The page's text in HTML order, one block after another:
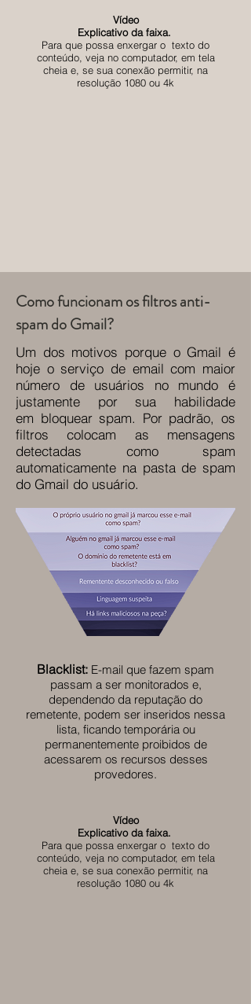
Vídeo
Explicativo da faixa.
Para que possa enxergar o texto do
conteúdo, veja no computador, em tela
cheia e, se sua conexão permitir, na
resolução 1080 ou 4k
Como funcionam os filtros anti-
spam do Gmail?
Um dos motivos porque o Gmail é
hoje o serviço de email com maior
número de usuários no mundo é
justamente por sua habilidade
em bloquear spam. Por padrão, os
filtros colocam as mensagens
detectadas como spam
automaticamente na pasta de spam
do Gmail do usuário.
Blacklist: E-mail que fazem spam
passam a ser monitorados e,
dependendo da reputação do
remetente, podem ser inseridos nessa
lista, ficando temporária ou
permanentemente proibidos de
acessarem os recursos desses
provedores.
Vídeo
Explicativo da faixa.
Para que possa enxergar o texto do
conteúdo, veja no computador, em tela
cheia e, se sua conexão permitir, na
resolução 1080 ou 4k